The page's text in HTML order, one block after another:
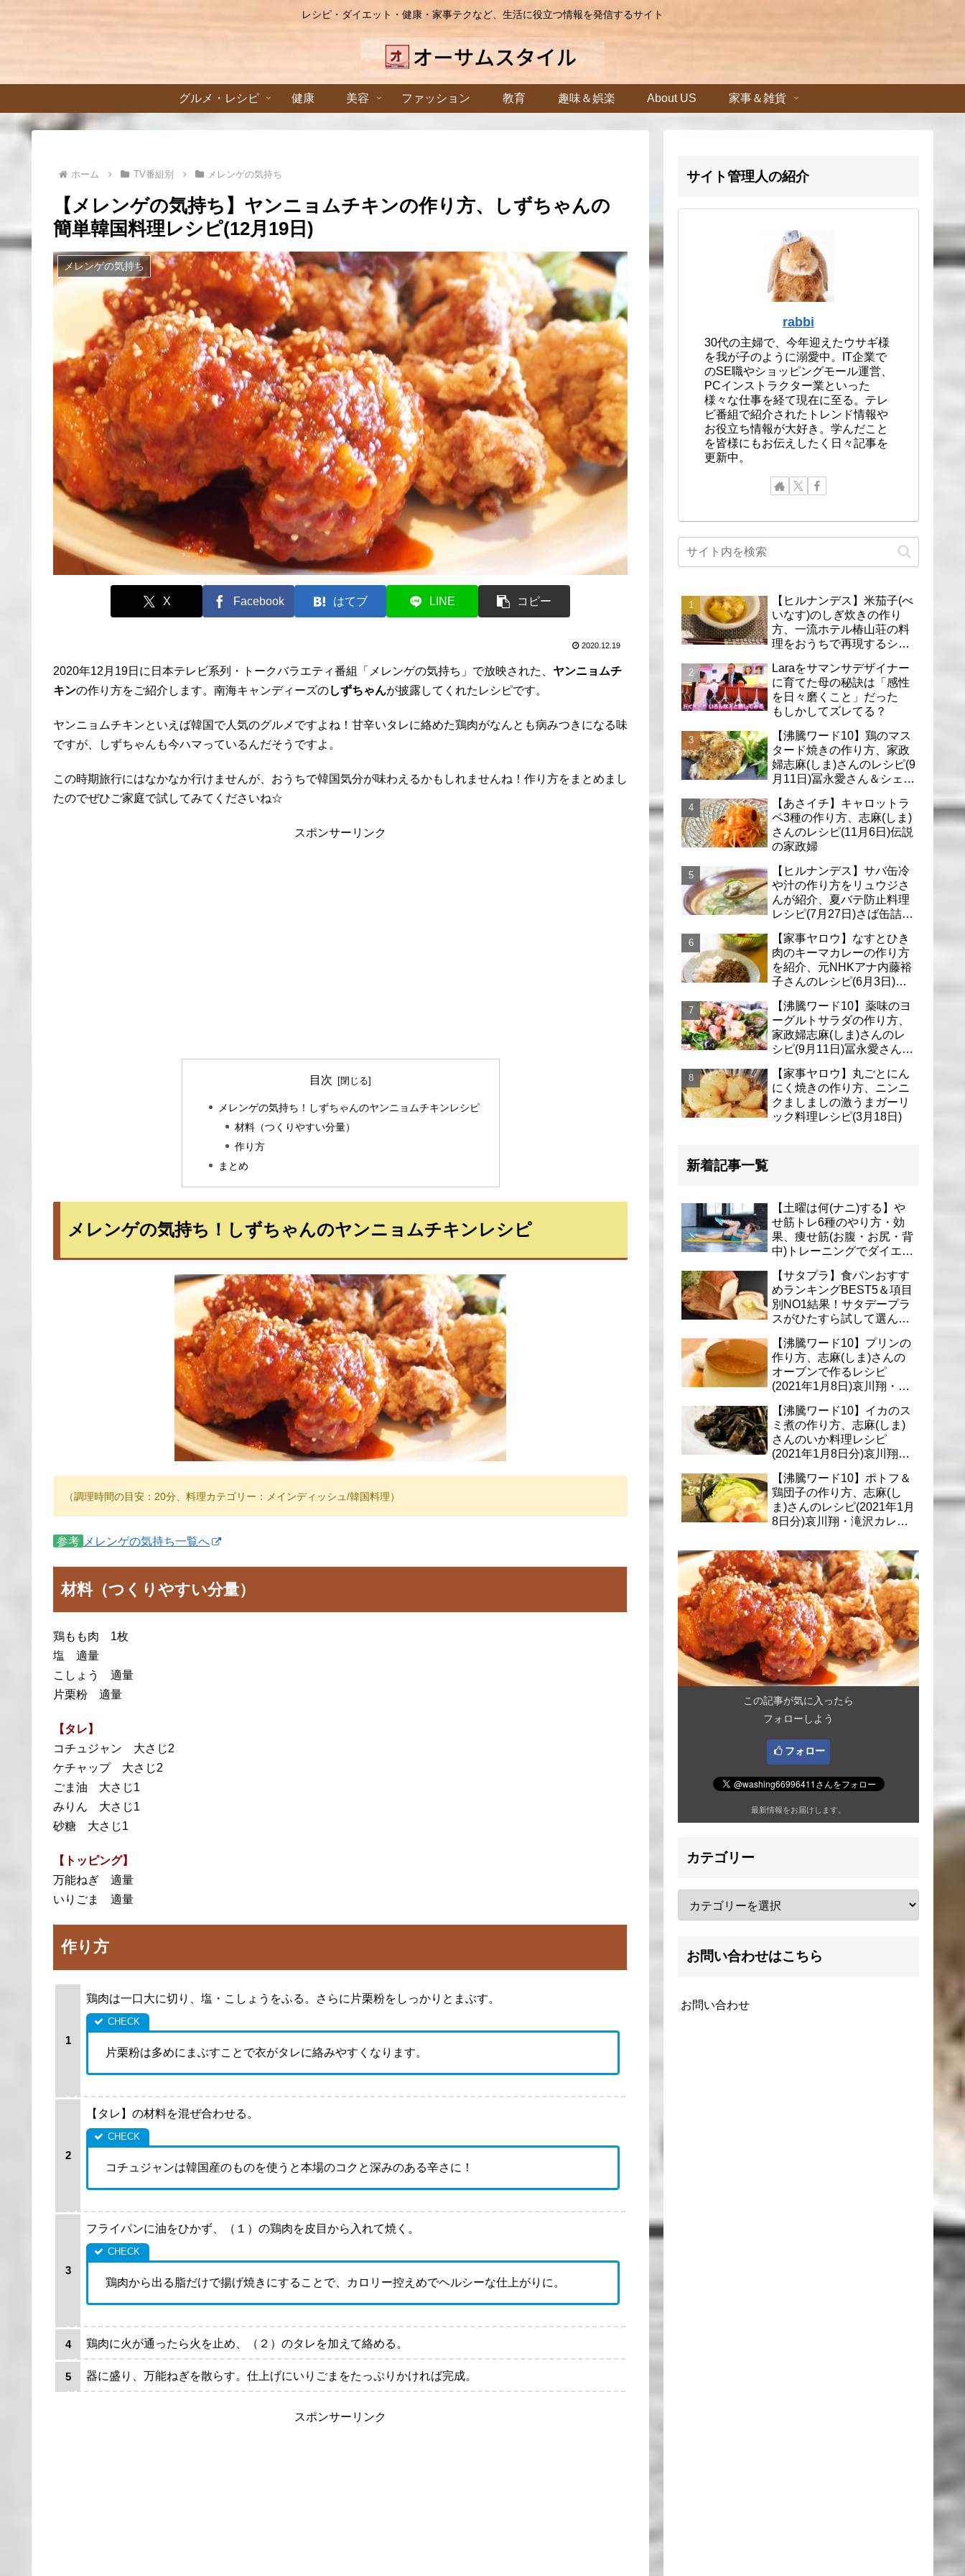
レシピ・ダイエット・健康・家事テクなど、生活に役立つ情報を発信するサイト
グルメ・レシピ 健康 美容 ファッション 教育 趣味＆娯楽 About US 家事＆雑貨
ホーム TV番組別 メレンゲの気持ち
【メレンゲの気持ち】ヤンニョムチキンの作り方、しずちゃんの
簡単韓国料理レシピ(12月19日)
メレンゲの気持ち
X Facebook はてブ LINE コピー
2020.12.19
2020年12月19日に日本テレビ系列・トークバラエティ番組「メレンゲの気持ち」で放映された、 ヤンニョムチ
キンの作り方をご紹介します。南海キャンディーズのしずちゃんが披露してくれたレシピです。
ヤンニョムチキンといえば韓国で人気のグルメですよね！甘辛いタレに絡めた鶏肉がなんとも病みつきになる味
ですが、しずちゃんも今ハマっているんだそうですよ。
この時期旅行にはなかなか行けませんが、おうちで韓国気分が味わえるかもしれませんね！作り方をまとめまし
たのでぜひご家庭で試してみてくださいね☆
スポンサーリンク
目次
メレンゲの気持ち！しずちゃんのヤンニョムチキンレシピ
材料（つくりやすい分量）
作り方
まとめ
メレンゲの気持ち！しずちゃんのヤンニョムチキンレシピ
（調理時間の目安：20分、料理カテゴリー：メインディッシュ/韓国料理）
参考 メレンゲの気持ち一覧へ
材料（つくりやすい分量）
鶏もも肉 1枚
塩 適量
こしょう 適量
片栗粉 適量
【タレ】
コチュジャン 大さじ2
ケチャップ 大さじ2
ごま油 大さじ1
みりん 大さじ1
砂糖 大さじ1
【トッピング】
万能ねぎ 適量
いりごま 適量
作り方
鶏肉は一口大に切り、塩・こしょうをふる。さらに片栗粉をしっかりとまぶす。
片栗粉は多めにまぶすことで衣がタレに絡みやすくなります。
【タレ】の材料を混ぜ合わせる。
コチュジャンは韓国産のものを使うと本場のコクと深みのある辛さに！
フライパンに油をひかず、（１）の鶏肉を皮目から入れて焼く。
鶏肉から出る脂だけで揚げ焼きにすることで、カロリー控えめでヘルシーな仕上がりに。
鶏肉に火が通ったら火を止め、（２）のタレを加えて絡める。
器に盛り、万能ねぎを散らす。仕上げにいりごまをたっぷりかければ完成。
スポンサーリンク
サイト管理人の紹介
rabbi
30代の主婦で、今年迎えたウサギ様
を我が子のように溺愛中。IT企業で
のSE職やショッピングモール運営、
PCインストラクター業といった
様々な仕事を経て現在に至る。テレ
ビ番組で紹介されたトレンド情報や
お役立ち情報が大好き。学んだこと
を皆様にもお伝えしたく日々記事を
更新中。
【ヒルナンデス】米茄子(べ
いなす)のしぎ炊きの作り
方、一流ホテル椿山荘の料
理をおうちで再現するシェ
Laraをサマンサデザイナー
に育てた母の秘訣は「感性
を日々磨くこと」だった
もしかしてズレてる？
【沸騰ワード10】鶏のマス
タード焼きの作り方、家政
婦志麻(しま)さんのレシピ(9
月11日)冨永愛さん＆シェリ
【あさイチ】キャロットラ
ペ3種の作り方、志麻(しま)
さんのレシピ(11月6日)伝説
の家政婦
【ヒルナンデス】サバ缶冷
や汁の作り方をリュウジさ
んが紹介、夏バテ防止料理
レシピ(7月27日)さば缶詰で
【家事ヤロウ】なすとひき
肉のキーマカレーの作り方
を紹介、元NHKアナ内藤裕
子さんのレシピ(6月3日)リ
【沸騰ワード10】薬味のヨ
ーグルトサラダの作り方、
家政婦志麻(しま)さんのレ
シピ(9月11日)冨永愛さん＆
【家事ヤロウ】丸ごとにん
にく焼きの作り方、ニンニ
クましましの激うまガーリ
ック料理レシピ(3月18日)
新着記事一覧
【土曜は何(ナニ)する】や
せ筋トレ6種のやり方・効
果、痩せ筋(お腹・お尻・背
中)トレーニングでダイエッ
【サタプラ】食パンおすす
めランキングBEST5＆項目
別NO1結果！サタデープラ
スがひたすら試して選んだ
【沸騰ワード10】プリンの
作り方、志麻(しま)さんの
オーブンで作るレシピ
(2021年1月8日)哀川翔・滝
理
【沸騰ワード10】イカのス
ミ煮の作り方、志麻(しま)
さんのいか料理レシピ
(2021年1月8日分)哀川翔・
【沸騰ワード10】ポトフ＆
鶏団子の作り方、志麻(し
ま)さんのレシピ(2021年1月
8日分)哀川翔・滝沢カレ
この記事が気に入ったら
フォローしよう
フォロー
最新情報をお届けします。
カテゴリー
お問い合わせはこちら
お問い合わせ